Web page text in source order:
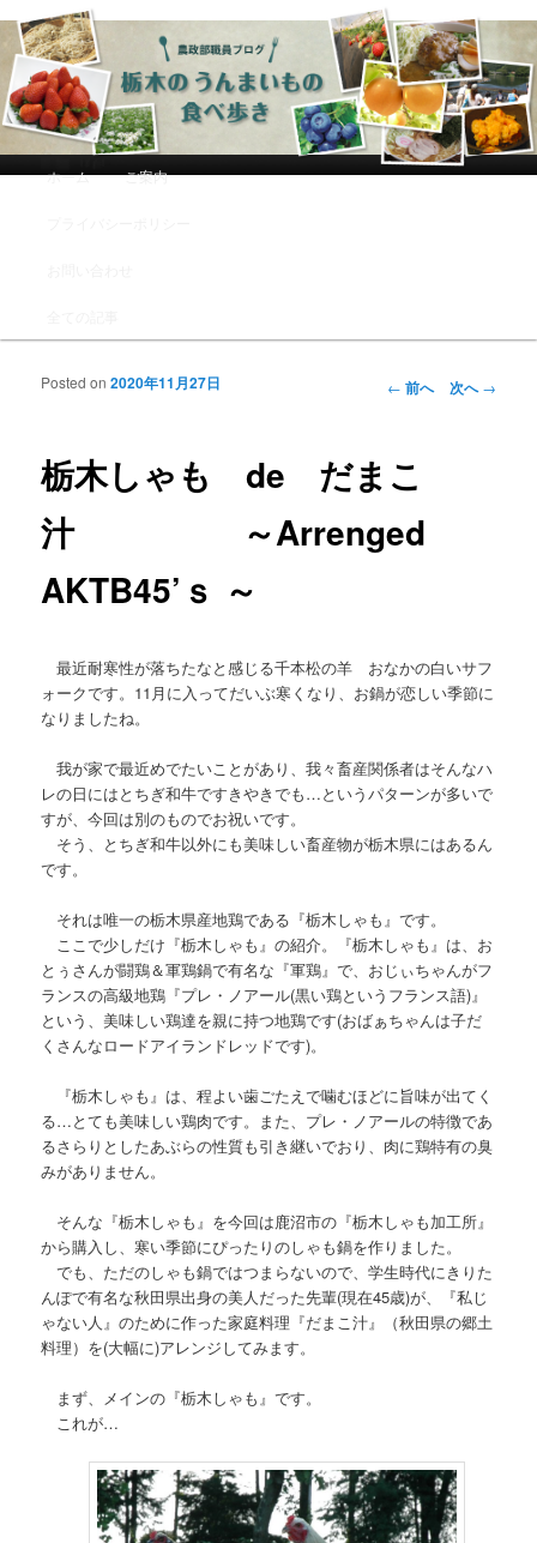
農政部職員ブログ「栃木のうんまい
もの食べ歩き」
メインコンテンツへ移動
サブコンテンツへ移動
ホーム ご案内
投稿ナビゲーシ
← 前へ 次へ→
栃木しゃも de だまこ
汁 ～Arrenged
AKTB45’ｓ ～
Posted on2020年11月27日
最近耐寒性が落ちたなと感じる千本松の羊 おなかの白いサフ
ォークです。11月に入ってだいぶ寒くなり、お鍋が恋しい季節に
なりましたね。
我が家で最近めでたいことがあり、我々畜産関係者はそんなハ
レの日にはとちぎ和牛ですきやきでも…というパターンが多いで
すが、今回は別のものでお祝いです。
そう、とちぎ和牛以外にも美味しい畜産物が栃木県にはあるん
です。
それは唯一の栃木県産地鶏である『栃木しゃも』です。
ここで少しだけ『栃木しゃも』の紹介。『栃木しゃも』は、お
とぅさんが闘鶏＆軍鶏鍋で有名な『軍鶏』で、おじぃちゃんがフ
ランスの高級地鶏『プレ・ノアール(黒い鶏というフランス語)』
という、美味しい鶏達を親に持つ地鶏です(おばぁちゃんは子だ
くさんなロードアイランドレッドです)。
『栃木しゃも』は、程よい歯ごたえで噛むほどに旨味が出てく
る…とても美味しい鶏肉です。また、プレ・ノアールの特徴であ
るさらりとしたあぶらの性質も引き継いでおり、肉に鶏特有の臭
みがありません。
そんな『栃木しゃも』を今回は鹿沼市の『栃木しゃも加工所』
から購入し、寒い季節にぴったりのしゃも鍋を作りました。
でも、ただのしゃも鍋ではつまらないので、学生時代にきりた
んぽで有名な秋田県出身の美人だった先輩(現在45歳)が、『私じ
ゃない人』のために作った家庭料理『だまこ汁』（秋田県の郷土
料理）を(大幅に)アレンジしてみます。
まず、メインの『栃木しゃも』です。
これが…